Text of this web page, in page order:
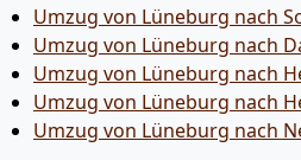
Umzug von Lüneburg nach
Umzug von Lüneburg nach
Umzug von Lüneburg nach
Umzug von Lüneburg nach
Umzug von Lüneburg nach